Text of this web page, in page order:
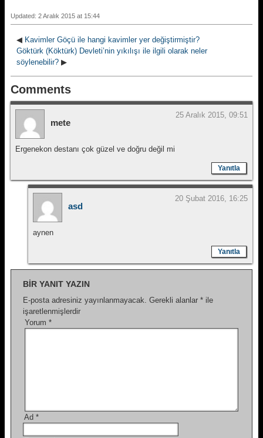
Updated: 2 Aralık 2015 at 15:44
◀ Kavimler Göçü ile hangi kavimler yer değiştirmiştir?
Göktürk (Köktürk) Devleti’nin yıkılışı ile ilgili olarak neler
söylenebilir? ▶
Comments
mete
25 Aralık 2015, 09:51
Ergenekon destanı çok güzel ve doğru değil mi
Yanıtla
asd
20 Şubat 2016, 16:25
aynen
Yanıtla
BIR YANIT YAZIN
E-posta adresiniz yayınlanmayacak. Gerekli alanlar * ile
işaretlenmişlerdir
Yorum *
Ad *